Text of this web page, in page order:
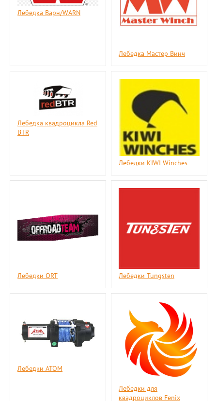
Лебедка Варн/WARN
Лебедка Мастер Винч
Лебедка квадроцикла Red
BTR
Лебедки KIWI Winches
Лебедки ORT Лебедки Tungsten
Лебедки АТОМ
Лебедки для
квадроциклов Fenix